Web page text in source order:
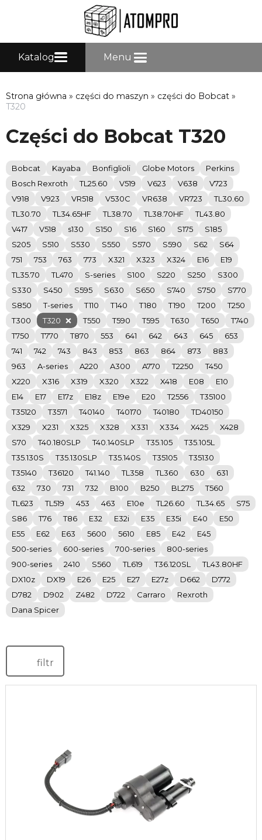
Katalog Menu
Strona główna » części do maszyn » części do Bobcat »
T320
Części do Bobcat T320
Bobcat Kayaba Bonfiglioli Globe Motors
Perkins
Bosch Rexroth
TL25.60 V519 V623 V638
V723
V918
V923 VR518 V530C VR638 VR723
TL30.60
TL30.70
TL34.65HF TL38.70 TL38.70HF
TL43.80
V417
V518 s130 S150 S16 S160 S175
S185
S205
S510 S530 S550 S570 S590 S62
S64
751
753 763 773 X321 X323 X324 E16
E19
TL35.70
TL470 S-series S100 S220 S250
S300
S330
S450 S595 S630 S650 S740 S750
S770
S850
T-series T110 T140 T180 T190 T200
T250
T300
T320 T550 T590 T595 T630 T650
T740
T750
T770 T870 553 641 642 643 645
653
741
742 743 843 853 863 864 873
883
963
A-series A220 A300 A770 T2250
T450
X220
X316 X319 X320 X322 X418 E08
E10
E14
E17 E17z E18z E19e E20 T2556
T35100
T35120
T3571 T40140 T40170 T40180
TD40150
X329
X231 X325 X328 X331 X334 X425
X428
S70
T40.180SLP T40.140SLP T35.105
T35.105L
T35.130S
T35.130SLP T35.140S T35105
T35130
T35140
T36120 T41.140 TL358 TL360 630
631
632
730 731 732 B100 B250 BL275
T560
TL623
TL519 453 463 E10e TL26.60 TL34.65
S75
S86
T76 T86 E32 E32i E35 E35i E40
E50
E55
E62 E63 5600 5610 E85 E42
E45
500-series
600-series 700-series
800-series
900-series
2410 S560 TL619 T36.120SL
TL43.80HF
DX10z
DX19 E26 E25 E27 E27z D662
D772
D782
D902 Z482 D722 Carraro
Rexroth
Dana Spicer
filtr